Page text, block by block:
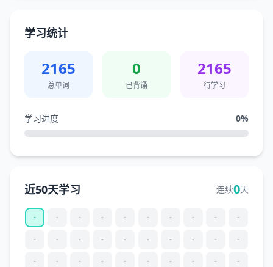
学习统计
2165
总单词
0
已背诵
2165
待学习
学习进度 0%
近50天学习 连续0天
- - - - - - - - - -
- - - - - - - - - -
- - - - - - - - - -